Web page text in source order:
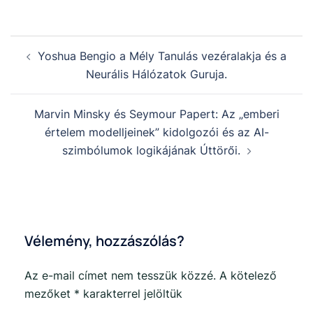
Yoshua Bengio a Mély Tanulás vezéralakja és a
Neurális Hálózatok Guruja.
Marvin Minsky és Seymour Papert: Az „emberi
értelem modelljeinek” kidolgozói és az AI-
szimbólumok logikájának Úttörői.
Vélemény, hozzászólás?
Az e-mail címet nem tesszük közzé. A kötelező
mezőket * karakterrel jelöltük